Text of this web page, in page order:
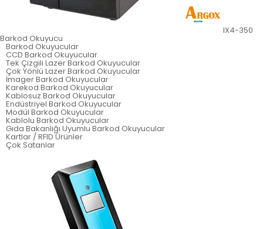
IX4-350
Barkod Okuyucu
Barkod Okuyucular
CCD Barkod Okuyucular
Tek Çizgili Lazer Barkod Okuyucular
Çok Yönlü Lazer Barkod Okuyucular
İmager Barkod Okuyucular
Karekod Barkod Okuyucular
Kablosuz Barkod Okuyucular
Endüstriyel Barkod Okuyucular
Modül Barkod Okuyucular
Kablolu Barkod Okuyucular
Gıda Bakanlığı Uyumlu Barkod Okuyucular
Kartlar / RFID Ürünler
Çok Satanlar